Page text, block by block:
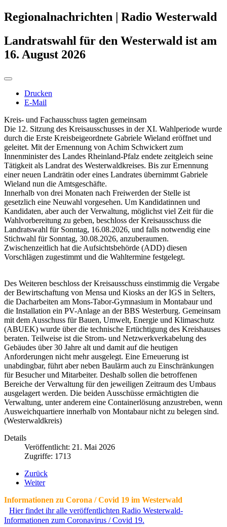
Regionalnachrichten | Radio Westerwald
Landratswahl für den Westerwald ist am
16. August 2026
Drucken
E-Mail
Kreis- und Fachausschuss tagten gemeinsam
Die 12. Sitzung des Kreisausschusses in der XI. Wahlperiode wurde
durch die Erste Kreisbeigeordnete Gabriele Wieland eröffnet und
geleitet. Mit der Ernennung von Achim Schwickert zum
Innenminister des Landes Rheinland-Pfalz endete zeitgleich seine
Tätigkeit als Landrat des Westerwaldkreises. Bis zur Ernennung
einer neuen Landrätin oder eines Landrates übernimmt Gabriele
Wieland nun die Amtsgeschäfte.
Innerhalb von drei Monaten nach Freiwerden der Stelle ist
gesetzlich eine Neuwahl vorgesehen. Um Kandidatinnen und
Kandidaten, aber auch der Verwaltung, möglichst viel Zeit für die
Wahlvorbereitung zu geben, beschloss der Kreisausschuss die
Landratswahl für Sonntag, 16.08.2026, und falls notwendig eine
Stichwahl für Sonntag, 30.08.2026, anzuberaumen.
Zwischenzeitlich hat die Aufsichtsbehörde (ADD) diesen
Vorschlägen zugestimmt und die Wahltermine festgelegt.
Des Weiteren beschloss der Kreisausschuss einstimmig die Vergabe
der Bewirtschaftung von Mensa und Kiosks an der IGS in Selters,
die Dacharbeiten am Mons-Tabor-Gymnasium in Montabaur und
die Installation ein PV-Anlage an der BBS Westerburg. Gemeinsam
mit dem Ausschuss für Bauen, Umwelt, Energie und Klimaschutz
(ABUEK) wurde über die technische Ertüchtigung des Kreishauses
beraten. Teilweise ist die Strom- und Netzwerkverkabelung des
Gebäudes über 30 Jahre alt und damit auf die heutigen
Anforderungen nicht mehr ausgelegt. Eine Erneuerung ist
unabdingbar, führt aber neben Baulärm auch zu Einschränkungen
für Besucher und Mitarbeiter. Deshalb sollen die betroffenen
Bereiche der Verwaltung für den jeweiligen Zeitraum des Umbaus
ausgelagert werden. Die beiden Ausschüsse ermächtigten die
Verwaltung, unter anderem eine Containerlösung anzustreben, wenn
Ausweichquartiere innerhalb von Montabaur nicht zu belegen sind.
(Westerwaldkreis)
Details
Veröffentlicht: 21. Mai 2026
Zugriffe: 1713
Zurück
Weiter
Informationen zu Corona / Covid 19 im Westerwald
Hier findet ihr alle veröffentlichten Radio Westerwald-
Informationen zum Coronavirus / Covid 19.